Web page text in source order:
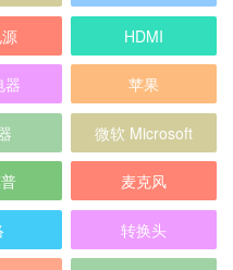
HDMI
器 苹果
微软 Microsoft
麦克风
转换头